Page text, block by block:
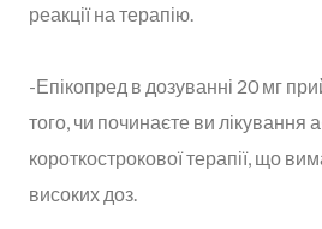
реакції на терапію.
-Епікопред в дозуванні 20 мг
того, чи починаєте ви лікування
короткострокової терапії, що
високих доз.